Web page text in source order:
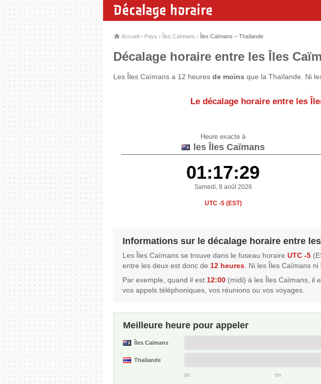
Décalage horaire
Accueil › Pays › Îles Caïmans › Îles Caïmans – Thaïlande
Décalage horaire entre les Îles
Les Îles Caïmans a 12 heures de moins que la Thaïlande. Ni
Le décalage horaire entre les
Heure exacte à
les Îles Caïmans
01:17:29
Samedi, 8 août 2026
UTC -5 (EST)
Informations sur le décalage horaire entre
Les Îles Caïmans se trouve dans le fuseau horaire UTC -5
entre les deux est donc de 12 heures . Ni les Îles Caïmans
Par exemple, quand il est 12:00 (midi) à les Îles Caïmans, il
vos appels téléphoniques, vos réunions ou vos voyages.
Meilleure heure pour appeler
Îles Caïmans
Thaïlande
0h 6h